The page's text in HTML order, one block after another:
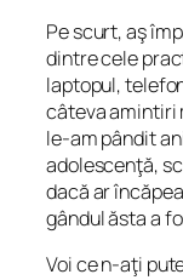
Pe scurt, aş
dintre cele
laptopul,
câteva amintiri
le-am pândit
adolescenţă,
dacă ar
gândul ăsta a
Voi ce n-aţi